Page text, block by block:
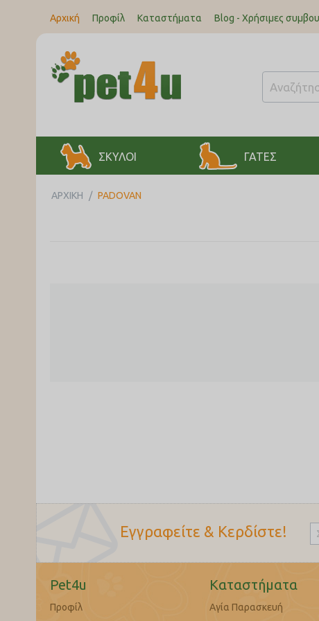
Αρχική Προφίλ Καταστήματα Blog - Χρήσιμες
ΣΚΥΛΟΙ ΓΑΤΕΣ
ΑΡΧΙΚΉ / PADOVAN
Εγγραφείτε & Κερδίστε!
Pet4u
Προφίλ
Καταστήματα
Αγία Παρασκευή